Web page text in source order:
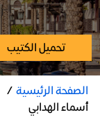
تحميل الكتيب
الصفحة الرئيسية/
أسماء الهدابي